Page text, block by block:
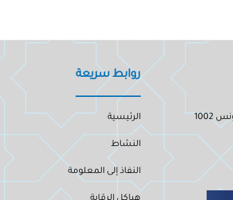
روابط سريعة
الرئيسية
النشاط
النفاذ إلى المعلومة